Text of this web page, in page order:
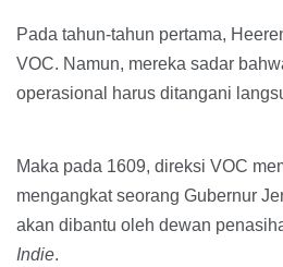
Pada tahun-tahun pertama,
VOC. Namun, mereka sadar
operasional harus ditangani
Maka pada 1609, direksi VOC
mengangkat seorang Gubernur
akan dibantu oleh dewan
Indie.